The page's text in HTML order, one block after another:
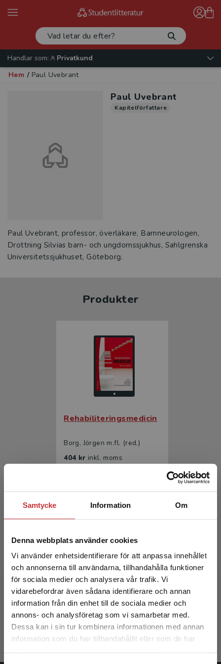
Samtycke Information Om
Denna webbplats använder cookies
Vi använder enhetsidentifierare för att anpassa innehållet
och annonserna till användarna, tillhandahålla funktioner
för sociala medier och analysera vår trafik. Vi
vidarebefordrar även sådana identifierare och annan
information från din enhet till de sociala medier och
annons- och analysföretag som vi samarbetar med.
Dessa kan i sin tur kombinera informationen med annan
information som du har tillhandahållit eller som de har
Begränsad fraktregion
Det verkar som att du besöker
studentlitteratur.se via en enhet utanför Sverige.
Handlar som:
Privatkund
Hem / Paul Uvebrant
Paul Uvebrant
Kapitelförfattare
Paul Uvebrant, professor, överläkare, Barnneurologen,
Drottning Silvias barn- och ungdomssjukhus, Sahlgrenska
Universitetssjukhuset, Göteborg.
Produkter
Rehabiliteringsmedicin
Borg, Jörgen m.fl. (red.)
404 kr inkl. moms
Rehabiliteringsmedicin
Borg, Jörgen m.fl. (red.)
633 krinkl. moms
Exkl. moms: 597 kr